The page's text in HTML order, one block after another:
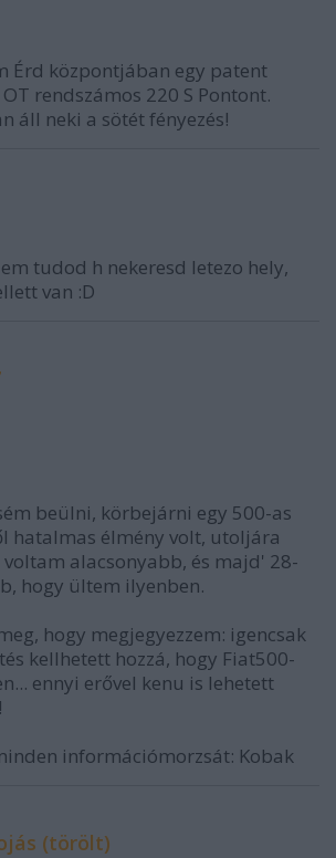
Érd központjában egy patent
rendszámos 220 S Pontont.
áll neki a sötét fényezés!
tudod h nekeresd letezo hely,
van :D
beülni, körbejárni egy 500-as
hatalmas élmény volt, utoljára
alacsonyabb, és majd' 28-
hogy ültem ilyenben.
hogy megjegyezzem: igencsak
kellhetett hozzá, hogy Fiat500-
ennyi erővel kenu is lehetett
információmorzsát: Kobak
(törölt)